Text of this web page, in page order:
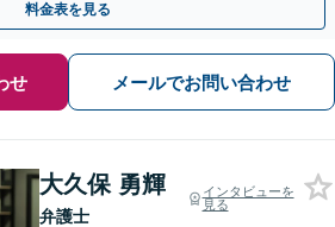
料金表を見る
せ メールでお問い合わせ
大久保 勇輝
弁護士
インタビューを
見る